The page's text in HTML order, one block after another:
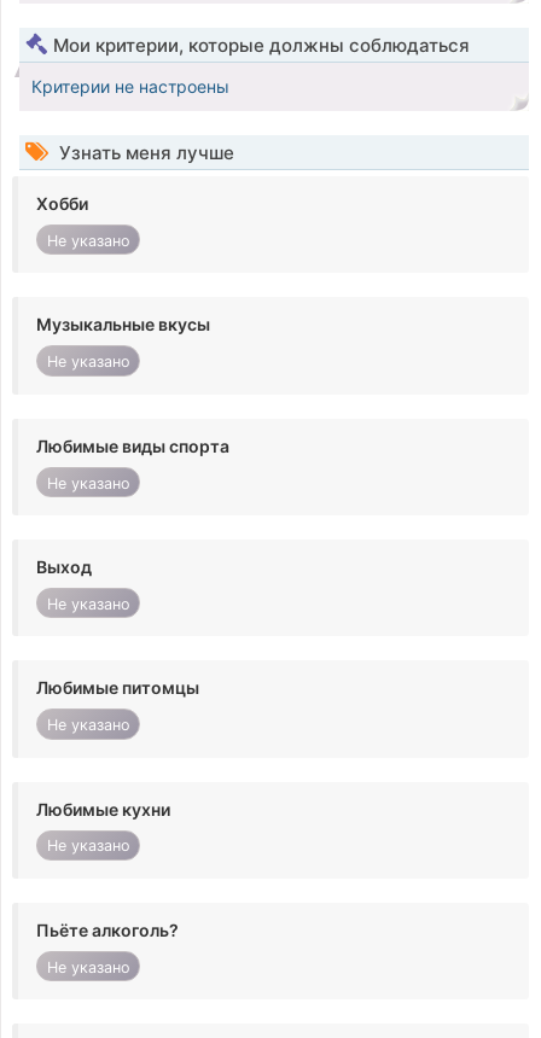
Мои критерии, которые должны соблюдаться
Критерии не настроены
Узнать меня лучше
Хобби
Не указано
Музыкальные вкусы
Не указано
Любимые виды спорта
Не указано
Выход
Не указано
Любимые питомцы
Не указано
Любимые кухни
Не указано
Пьёте алкоголь?
Не указано